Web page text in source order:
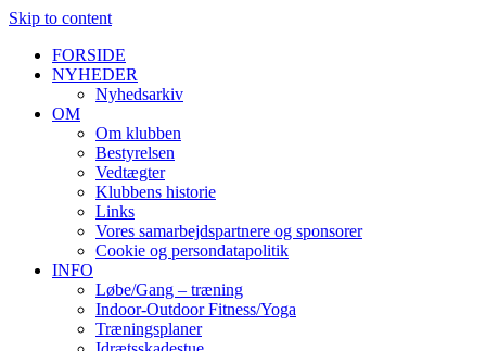
Skip to content
FORSIDE
NYHEDER
Nyhedsarkiv
OM
Om klubben
Bestyrelsen
Vedtægter
Klubbens historie
Links
Vores samarbejdspartnere og sponsorer
Cookie og persondatapolitik
INFO
Løbe/Gang – træning
Indoor-Outdoor Fitness/Yoga
Træningsplaner